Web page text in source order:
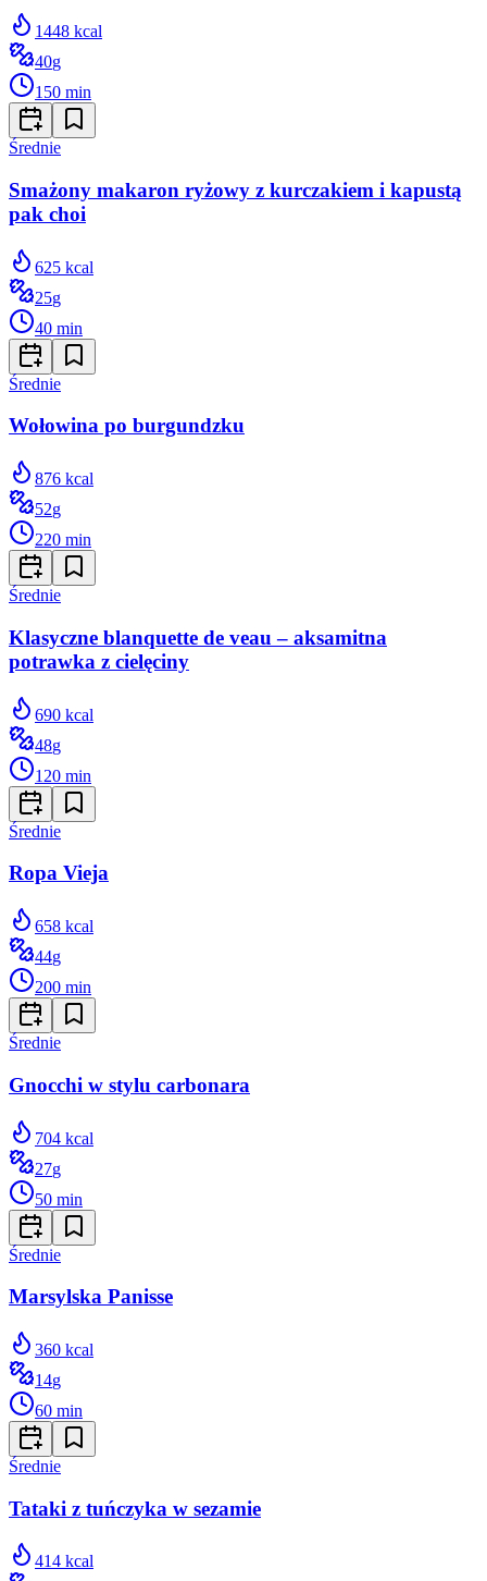
1448 kcal
40g
150 min
Średnie
Smażony makaron ryżowy z kurczakiem i kapustą
pak choi
625 kcal
25g
40 min
Średnie
Wołowina po burgundzku
876 kcal
52g
220 min
Średnie
Klasyczne blanquette de veau – aksamitna
potrawka z cielęciny
690 kcal
48g
120 min
Średnie
Ropa Vieja
658 kcal
44g
200 min
Średnie
Gnocchi w stylu carbonara
704 kcal
27g
50 min
Średnie
Marsylska Panisse
360 kcal
14g
60 min
Średnie
Tataki z tuńczyka w sezamie
414 kcal